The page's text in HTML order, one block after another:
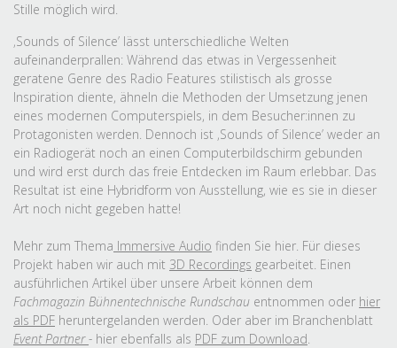
Stille möglich wird.
‚Sounds of Silence’ lässt unterschiedliche Welten
aufeinanderprallen: Während das etwas in Vergessenheit
geratene Genre des Radio Features stilistisch als grosse
Inspiration diente, ähneln die Methoden der Umsetzung jenen
eines modernen Computerspiels, in dem Besucher:innen zu
Protagonisten werden. Dennoch ist ‚Sounds of Silence’ weder an
ein Radiogerät noch an einen Computerbildschirm gebunden
und wird erst durch das freie Entdecken im Raum erlebbar. Das
Resultat ist eine Hybridform von Ausstellung, wie es sie in dieser
Art noch nicht gegeben hatte!
Mehr zum Thema Immersive Audio finden Sie hier. Für dieses
Projekt haben wir auch mit 3D Recordings gearbeitet. Einen
ausführlichen Artikel über unsere Arbeit können dem
Fachmagazin Bühnentechnische Rundschau entnommen oder hier
als PDF heruntergelanden werden. Oder aber im Branchenblatt
Event Partner- hier ebenfalls als PDF zum Download